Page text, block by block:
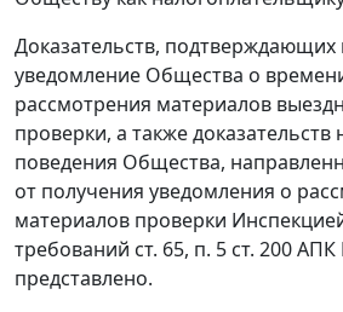
Доказательств,
уведомление Общества о
рассмотрения материалов
проверки, а также доказательств
поведения Общества,
от получения уведомления о
материалов проверки
требований ст. 65, п. 5 ст. 200АПК
представлено.